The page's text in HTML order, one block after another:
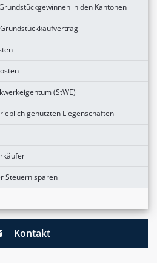
in den Kantonen
(StWE)
genutzten Liegenschaften
Steuern sparen
Kontakt